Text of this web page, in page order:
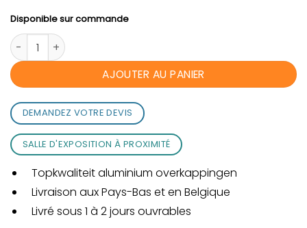
Disponible sur commande
quantité de Orion overkapping 300 x 400 cm- Wit
AJOUTER AU PANIER
DEMANDEZ VOTRE DEVIS
SALLE D'EXPOSITION À PROXIMITÉ
Topkwaliteit aluminium overkappingen
Livraison aux Pays-Bas et en Belgique
Livré sous 1 à 2 jours ouvrables